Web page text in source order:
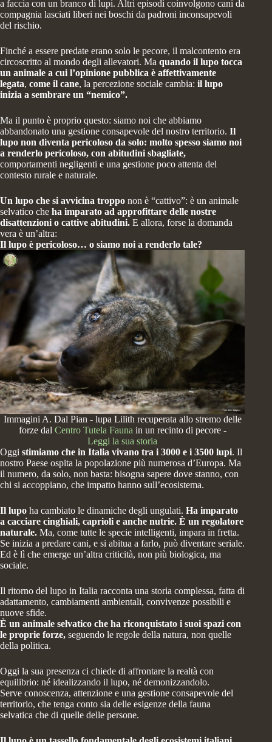
a faccia con un branco di lupi. Altri episodi coinvolgono cani da
compagnia lasciati liberi nei boschi da padroni inconsapevoli
del rischio.
Finché a essere predate erano solo le pecore, il malcontento era
circoscritto al mondo degli allevatori. Ma quando il lupo tocca
un animale a cui l’opinione pubblica è affettivamente
legata, come il cane, la percezione sociale cambia: il lupo
inizia a sembrare un “nemico”.
Ma il punto è proprio questo: siamo noi che abbiamo
abbandonato una gestione consapevole del nostro territorio. Il
lupo non diventa pericoloso da solo: molto spesso siamo noi
a renderlo pericoloso, con abitudini sbagliate,
comportamenti negligenti e una gestione poco attenta del
contesto rurale e naturale.
Un lupo che si avvicina troppo non è “cattivo”: è un animale
selvatico che ha imparato ad approfittare delle nostre
disattenzioni o cattive abitudini. E allora, forse la domanda
vera è un’altra:
Il lupo è pericoloso… o siamo noi a renderlo tale?
Immagini A. Dal Pian - lupa Lilith recuperata allo stremo delle
forze dal Centro Tutela Fauna in un recinto di pecore -
Leggi la sua storia
Oggi stimiamo che in Italia vivano tra i 3000 e i 3500 lupi. Il
nostro Paese ospita la popolazione più numerosa d’Europa. Ma
il numero, da solo, non basta: bisogna sapere dove stanno, con
chi si accoppiano, che impatto hanno sull’ecosistema.
Il lupo ha cambiato le dinamiche degli ungulati. Ha imparato
a cacciare cinghiali, caprioli e anche nutrie. È un regolatore
naturale. Ma, come tutte le specie intelligenti, impara in fretta.
Se inizia a predare cani, e si abitua a farlo, può diventare seriale.
Ed è lì che emerge un’altra criticità, non più biologica, ma
sociale.
Il ritorno del lupo in Italia racconta una storia complessa, fatta di
adattamento, cambiamenti ambientali, convivenze possibili e
nuove sfide.
È un animale selvatico che ha riconquistato i suoi spazi con
le proprie forze, seguendo le regole della natura, non quelle
della politica.
Oggi la sua presenza ci chiede di affrontare la realtà con
equilibrio: né idealizzando il lupo, né demonizzandolo.
Serve conoscenza, attenzione e una gestione consapevole del
territorio, che tenga conto sia delle esigenze della fauna
selvatica che di quelle delle persone.